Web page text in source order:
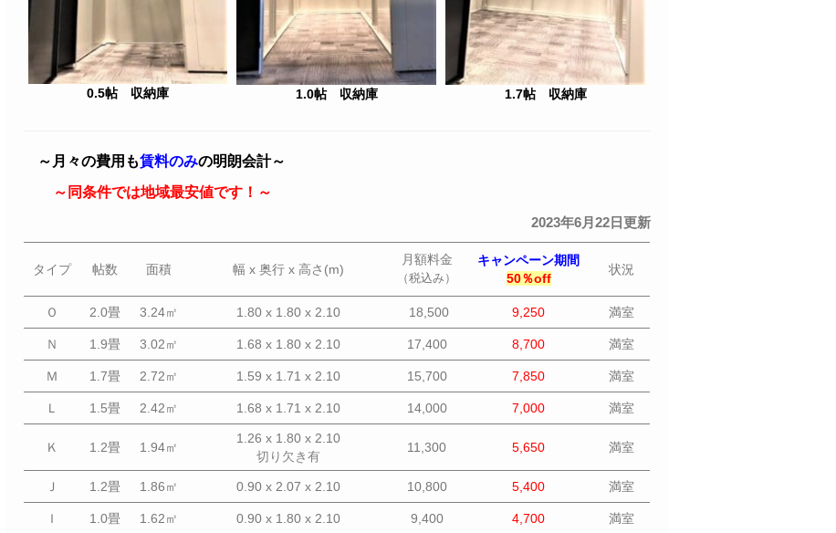
0.5帖 収納庫 1.0帖 収納庫 1.7帖 収納庫
～月々の費用も賃料のみの明朗会計～
～同条件では地域最安値です！～
2023年6月22日更新
タイプ 帖数 面積 幅 x 奥行 x 高さ(m)
月額料金
（税込み）
キャンペーン期間
50％off
状況
Ｏ 2.0畳 3.24㎡ 1.80 x 1.80 x 2.10 18,500 9,250 満室
Ｎ 1.9畳 3.02㎡ 1.68 x 1.80 x 2.10 17,400 8,700 満室
Ｍ 1.7畳 2.72㎡ 1.59 x 1.71 x 2.10 15,700 7,850 満室
Ｌ 1.5畳 2.42㎡ 1.68 x 1.71 x 2.10 14,000 7,000 満室
Ｋ 1.2畳 1.94㎡
1.26 x 1.80 x 2.10
切り欠き有
11,300 5,650 満室
Ｊ 1.2畳 1.86㎡ 0.90 x 2.07 x 2.10 10,800 5,400 満室
Ｉ 1.0畳 1.62㎡ 0.90 x 1.80 x 2.10 9,400 4,700 満室